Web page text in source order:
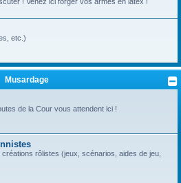
etc.)
Musardage
de la Cour vous attendent ici !
rôlistes (jeux, scénarios, aides de jeu,